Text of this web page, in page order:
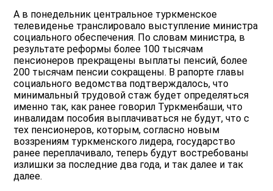
А в понедельник центральное туркменское
телевиденье транслировало выступление министра
социального обеспечения. По словам министра, в
результате реформы более 100 тысячам
пенсионеров прекращены выплаты пенсий, более
200 тысячам пенсии сокращены. В рапорте главы
социального ведомства подтверждалось, что
минимальный трудовой стаж будет определяться
именно так, как ранее говорил Туркменбаши, что
инвалидам пособия выплачиваться не будут, что с
тех пенсионеров, которым, согласно новым
воззрениям туркменского лидера, государство
ранее переплачивало, теперь будут востребованы
излишки за последние два года, и так далее и так
далее.